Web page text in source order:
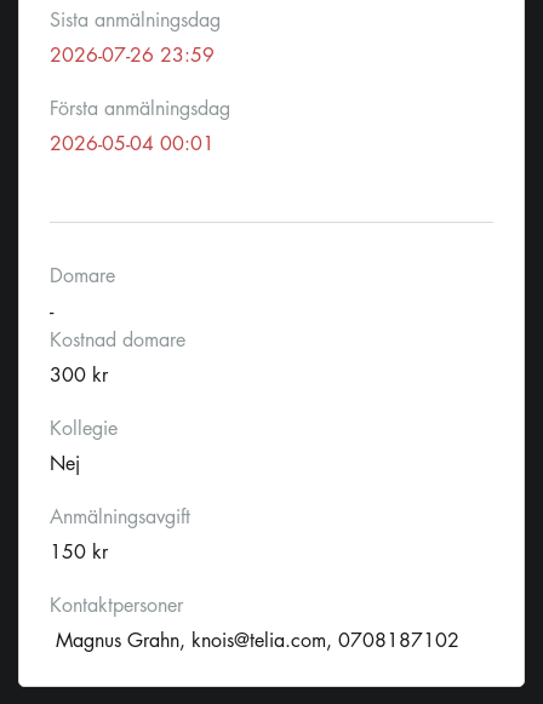
Sista anmälningsdag
2026-07-26 23:59
Första anmälningsdag
2026-05-04 00:01
Domare
-
Kostnad domare
300 kr
Kollegie
Nej
Anmälningsavgift
150 kr
Kontaktpersoner
Magnus Grahn, knois@telia.com, 0708187102